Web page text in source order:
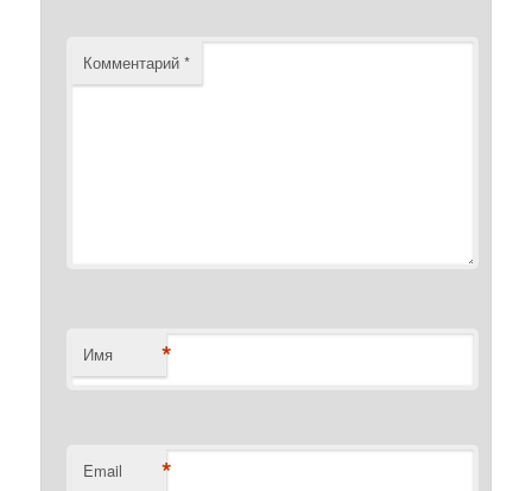
Комментарий*
Имя *
Email *